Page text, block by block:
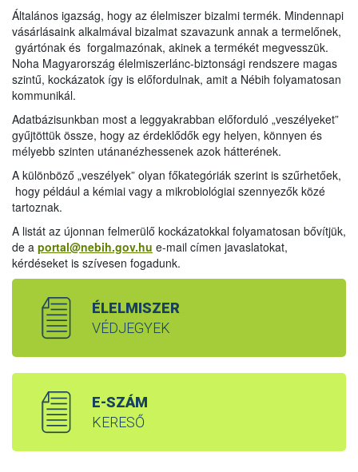
Általános igazság, hogy az élelmiszer bizalmi termék. Mindennapi
vásárlásaink alkalmával bizalmat szavazunk annak a termelőnek,
gyártónak és forgalmazónak, akinek a termékét megvesszük.
Noha Magyarország élelmiszerlánc-biztonsági rendszere magas
szintű, kockázatok így is előfordulnak, amit a Nébih folyamatosan
kommunikál.
Adatbázisunkban most a leggyakrabban előforduló „veszélyeket”
gyűjtöttük össze, hogy az érdeklődők egy helyen, könnyen és
mélyebb szinten utánanézhessenek azok hátterének.
A különböző „veszélyek” olyan főkategóriák szerint is szűrhetőek,
hogy például a kémiai vagy a mikrobiológiai szennyezők közé
tartoznak.
A listát az újonnan felmerülő kockázatokkal folyamatosan bővítjük,
de a portal@nebih.gov.hu e-mail címen javaslatokat,
kérdéseket is szívesen fogadunk.
ÉLELMISZER
VÉDJEGYEK
E-SZÁM
KERESŐ